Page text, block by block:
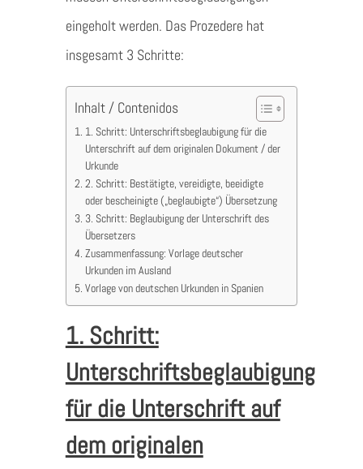
eingeholt werden. Das Prozedere hat
insgesamt 3 Schritte:
Inhalt / Contenidos
1. Schritt: Unterschriftsbeglaubigung für die
Unterschrift auf dem originalen Dokument / der
Urkunde
2. Schritt: Bestätigte, vereidigte, beeidigte
oder bescheinigte („beglaubigte“) Übersetzung
3. Schritt: Beglaubigung der Unterschrift des
Übersetzers
Zusammenfassung: Vorlage deutscher
Urkunden im Ausland
Vorlage von deutschen Urkunden in Spanien
1. Schritt:
Unterschriftsbeglaubigung
für die Unterschrift auf
dem originalen